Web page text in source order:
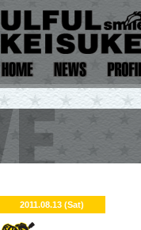
2011.08.13 (Sat)